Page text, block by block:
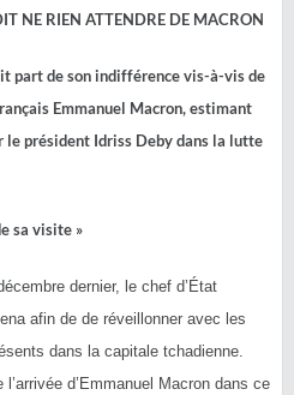
NE RIEN ATTENDRE DE MACRON
part de son indifférence vis-à-vis de
Emmanuel Macron, estimant
le président Idriss Deby dans la lutte
sa visite »
dernier, le chef d’État
afin de de réveillonner avec les
dans la capitale tchadienne.
l’arrivée d’Emmanuel Macron dans ce